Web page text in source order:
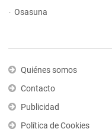
Osasuna
Quiénes somos
Contacto
Publicidad
Política de Cookies